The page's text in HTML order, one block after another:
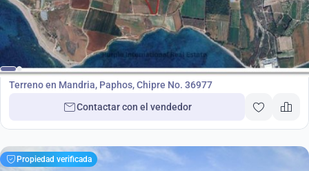
€ 5 580 000
Terreno
Terreno en Mandria, Paphos, Chipre No. 36977
Contactar con el vendedor
Propiedad verificada